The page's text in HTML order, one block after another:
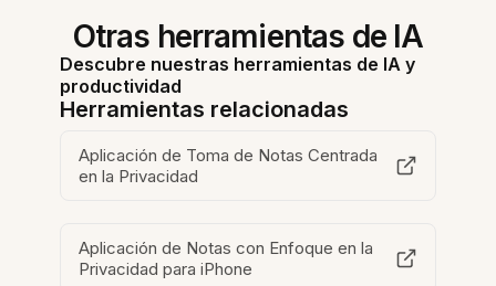
Otras herramientas de IA
Descubre nuestras herramientas de IA y
productividad
Herramientas relacionadas
Aplicación de Toma de Notas Centrada
en la Privacidad
Aplicación de Notas con Enfoque en la
Privacidad para iPhone